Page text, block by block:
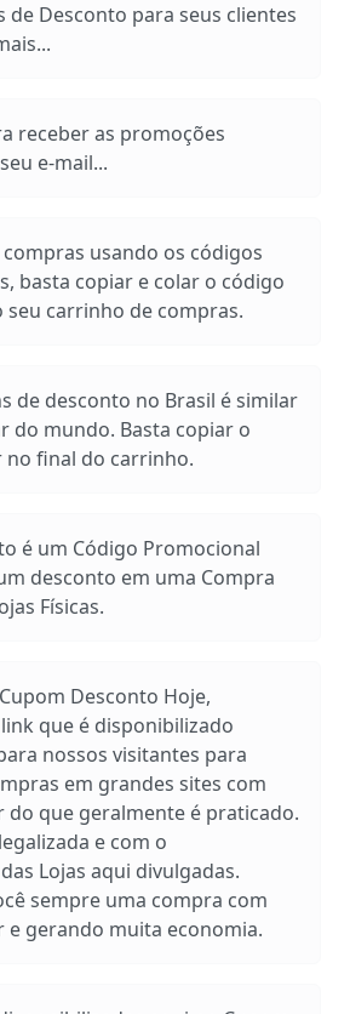
de Desconto para seus clientes
receber as promoções
e-mail...
usando os códigos
basta copiar e colar o código
carrinho de compras.
de desconto no Brasil é similar
do mundo. Basta copiar o
no final do carrinho.
é um Código Promocional
desconto em uma Compra
Físicas.
Desconto Hoje,
que é disponibilizado
nossos visitantes para
em grandes sites com
do que geralmente é praticado.
e com o
Lojas aqui divulgadas.
sempre uma compra com
e gerando muita economia.